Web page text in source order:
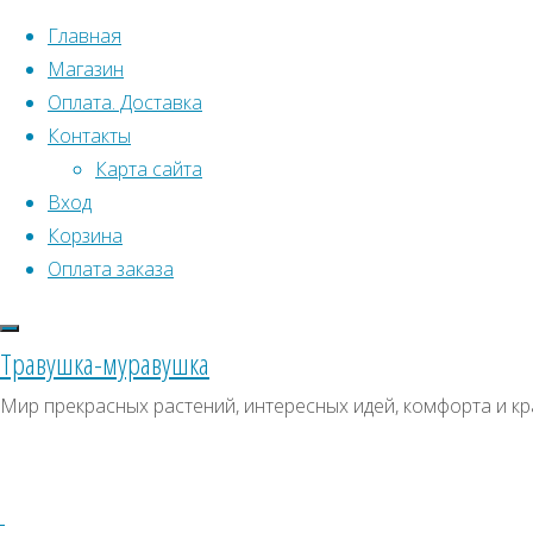
Перейти к содержимому
Главная
Магазин
Оплата. Доставка
Контакты
Карта сайта
Вход
Корзина
Оплата заказа
Травушка-муравушка
Мир прекрасных растений, интересных идей, комфорта и
Что искать:
Мискантус
китайский
Купить
Искать:
СКИДКИ, АКЦИИ
Архивы